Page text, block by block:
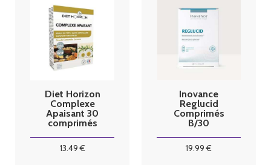
Diet Horizon
Complexe
Apaisant 30
comprimés
13.49€
Inovance
Reglucid
Comprimés
B/30
19.99 €